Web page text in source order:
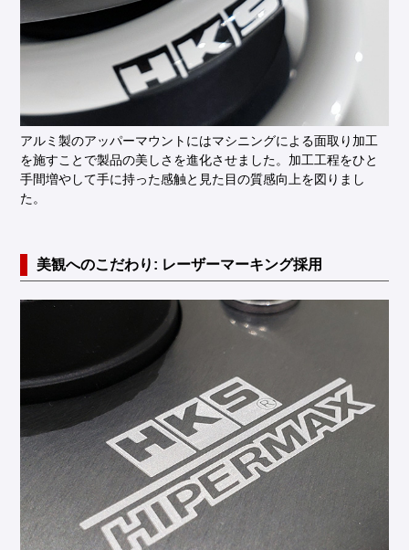
アルミ製のアッパーマウントにはマシニングによる面取り加工
を施すことで製品の美しさを進化させました。加工工程をひと
手間増やして手に持った感触と見た目の質感向上を図りまし
た。
美観へのこだわり: レーザーマーキング採用